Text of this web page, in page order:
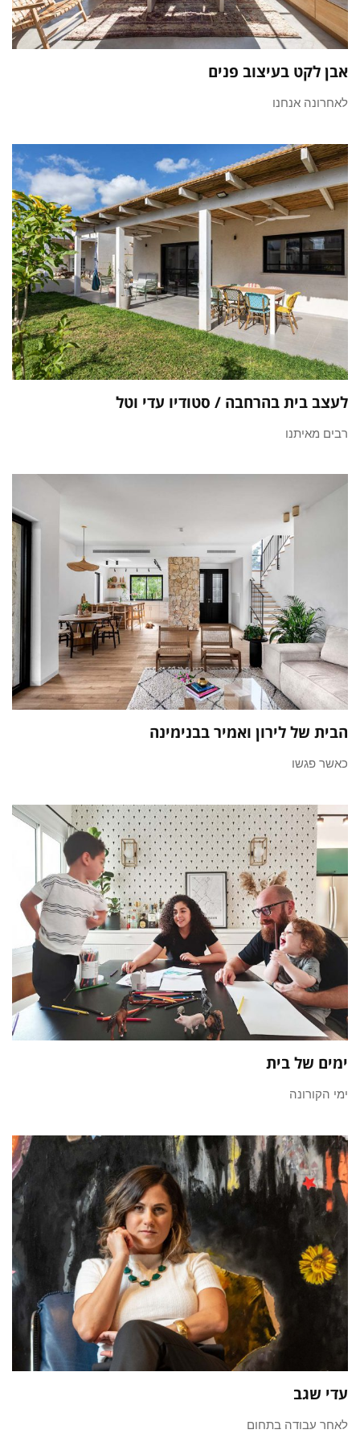
אבן לקט בעיצוב פנים
לאחרונה אנחנו
לעצב בית בהרחבה / סטודיו עדי וטל
רבים מאיתנו
הבית של לירון ואמיר בבנימינה
כאשר פגשו
ימים של בית
ימי הקורונה
עדי שגב
לאחר עבודה בתחום